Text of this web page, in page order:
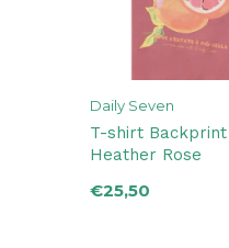
Daily Seven
T-shirt Backprint
Heather Rose
€25,50